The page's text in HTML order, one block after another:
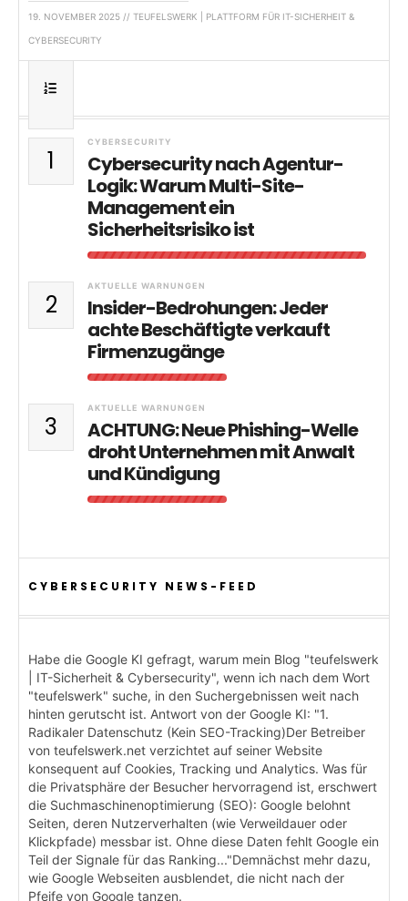
19. NOVEMBER 2025 // TEUFELSWERK | PLATTFORM FÜR IT-SICHERHEIT &
CYBERSECURITY
1
CYBERSECURITY
Cybersecurity nach Agentur-
Logik: Warum Multi-Site-
Management ein
Sicherheitsrisiko ist
2
AKTUELLE WARNUNGEN
Insider-Bedrohungen: Jeder
achte Beschäftigte verkauft
Firmenzugänge
3
AKTUELLE WARNUNGEN
ACHTUNG: Neue Phishing-Welle
droht Unternehmen mit Anwalt
und Kündigung
CYBERSECURITY NEWS-FEED
Habe die Google KI gefragt, warum mein Blog "teufelswerk
| IT-Sicherheit & Cybersecurity", wenn ich nach dem Wort
"teufelswerk" suche, in den Suchergebnissen weit nach
hinten gerutscht ist. Antwort von der Google KI: "1.
Radikaler Datenschutz (Kein SEO-Tracking)Der Betreiber
von teufelswerk.net verzichtet auf seiner Website
konsequent auf Cookies, Tracking und Analytics. Was für
die Privatsphäre der Besucher hervorragend ist, erschwert
die Suchmaschinenoptimierung (SEO): Google belohnt
Seiten, deren Nutzerverhalten (wie Verweildauer oder
Klickpfade) messbar ist. Ohne diese Daten fehlt Google ein
Teil der Signale für das Ranking..."Demnächst mehr dazu,
wie Google Webseiten ausblendet, die nicht nach der
Pfeife von Google tanzen.